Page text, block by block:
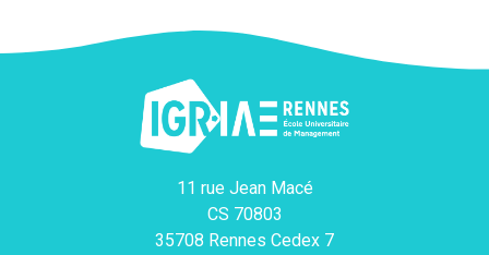
11 rue Jean Macé
CS 70803
35708 Rennes Cedex 7